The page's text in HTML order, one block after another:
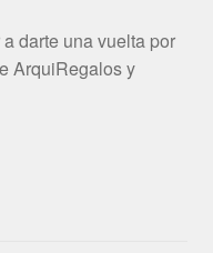
darte una vuelta por
ArquiRegalos y